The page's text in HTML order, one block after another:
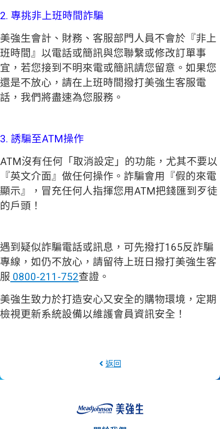
2. 專挑非上班時間詐騙
美強生會計、財務、客服部門人員不會於『非上
班時間』以電話或簡訊與您聯繫或修改訂單事
宜，若您接到不明來電或簡訊請您留意。如果您
還是不放心，請在上班時間撥打美強生客服電
話，我們將盡速為您服務。
3. 誘騙至ATM操作
ATM沒有任何「取消設定」的功能，尤其不要以
『英文介面』做任何操作。詐騙會用『假的來電
顯示』，冒充任何人指揮您用ATM把錢匯到歹徒
的戶頭！
遇到疑似詐騙電話或訊息，可先撥打165反詐騙
專線，如仍不放心，請留待上班日撥打美強生客
服 0800-211-752查證。
美強生致力於打造安心又安全的購物環境，定期
檢視更新系統設備以維護會員資訊安全！
返回